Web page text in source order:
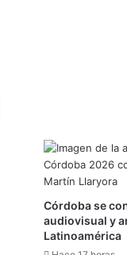
Córdoba se
audiovisual y
Latinoamérica